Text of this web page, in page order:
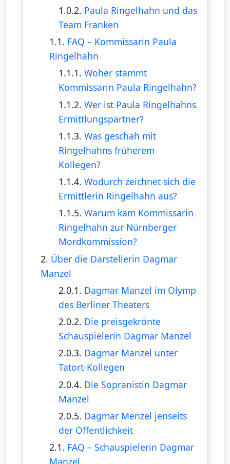
1.0.2. Paula Ringelhahn und das
Team Franken
1.1. FAQ – Kommissarin Paula
Ringelhahn
1.1.1. Woher stammt
Kommissarin Paula Ringelhahn?
1.1.2. Wer ist Paula Ringelhahns
Ermittlungspartner?
1.1.3. Was geschah mit
Ringelhahns früherem
Kollegen?
1.1.4. Wodurch zeichnet sich die
Ermittlerin Ringelhahn aus?
1.1.5. Warum kam Kommissarin
Ringelhahn zur Nürnberger
Mordkommission?
2. Über die Darstellerin Dagmar
Manzel
2.0.1. Dagmar Manzel im Olymp
des Berliner Theaters
2.0.2. Die preisgekrönte
Schauspielerin Dagmar Manzel
2.0.3. Dagmar Manzel unter
Tatort-Kollegen
2.0.4. Die Sopranistin Dagmar
Manzel
2.0.5. Dagmar Menzel jenseits
der Öffentlichkeit
2.1. FAQ – Schauspielerin Dagmar